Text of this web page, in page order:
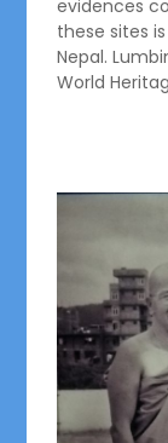
evidences
these sites
Nepal.
World